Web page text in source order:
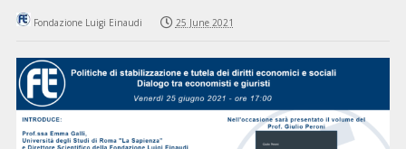
Fondazione Luigi Einaudi 25 June 2021